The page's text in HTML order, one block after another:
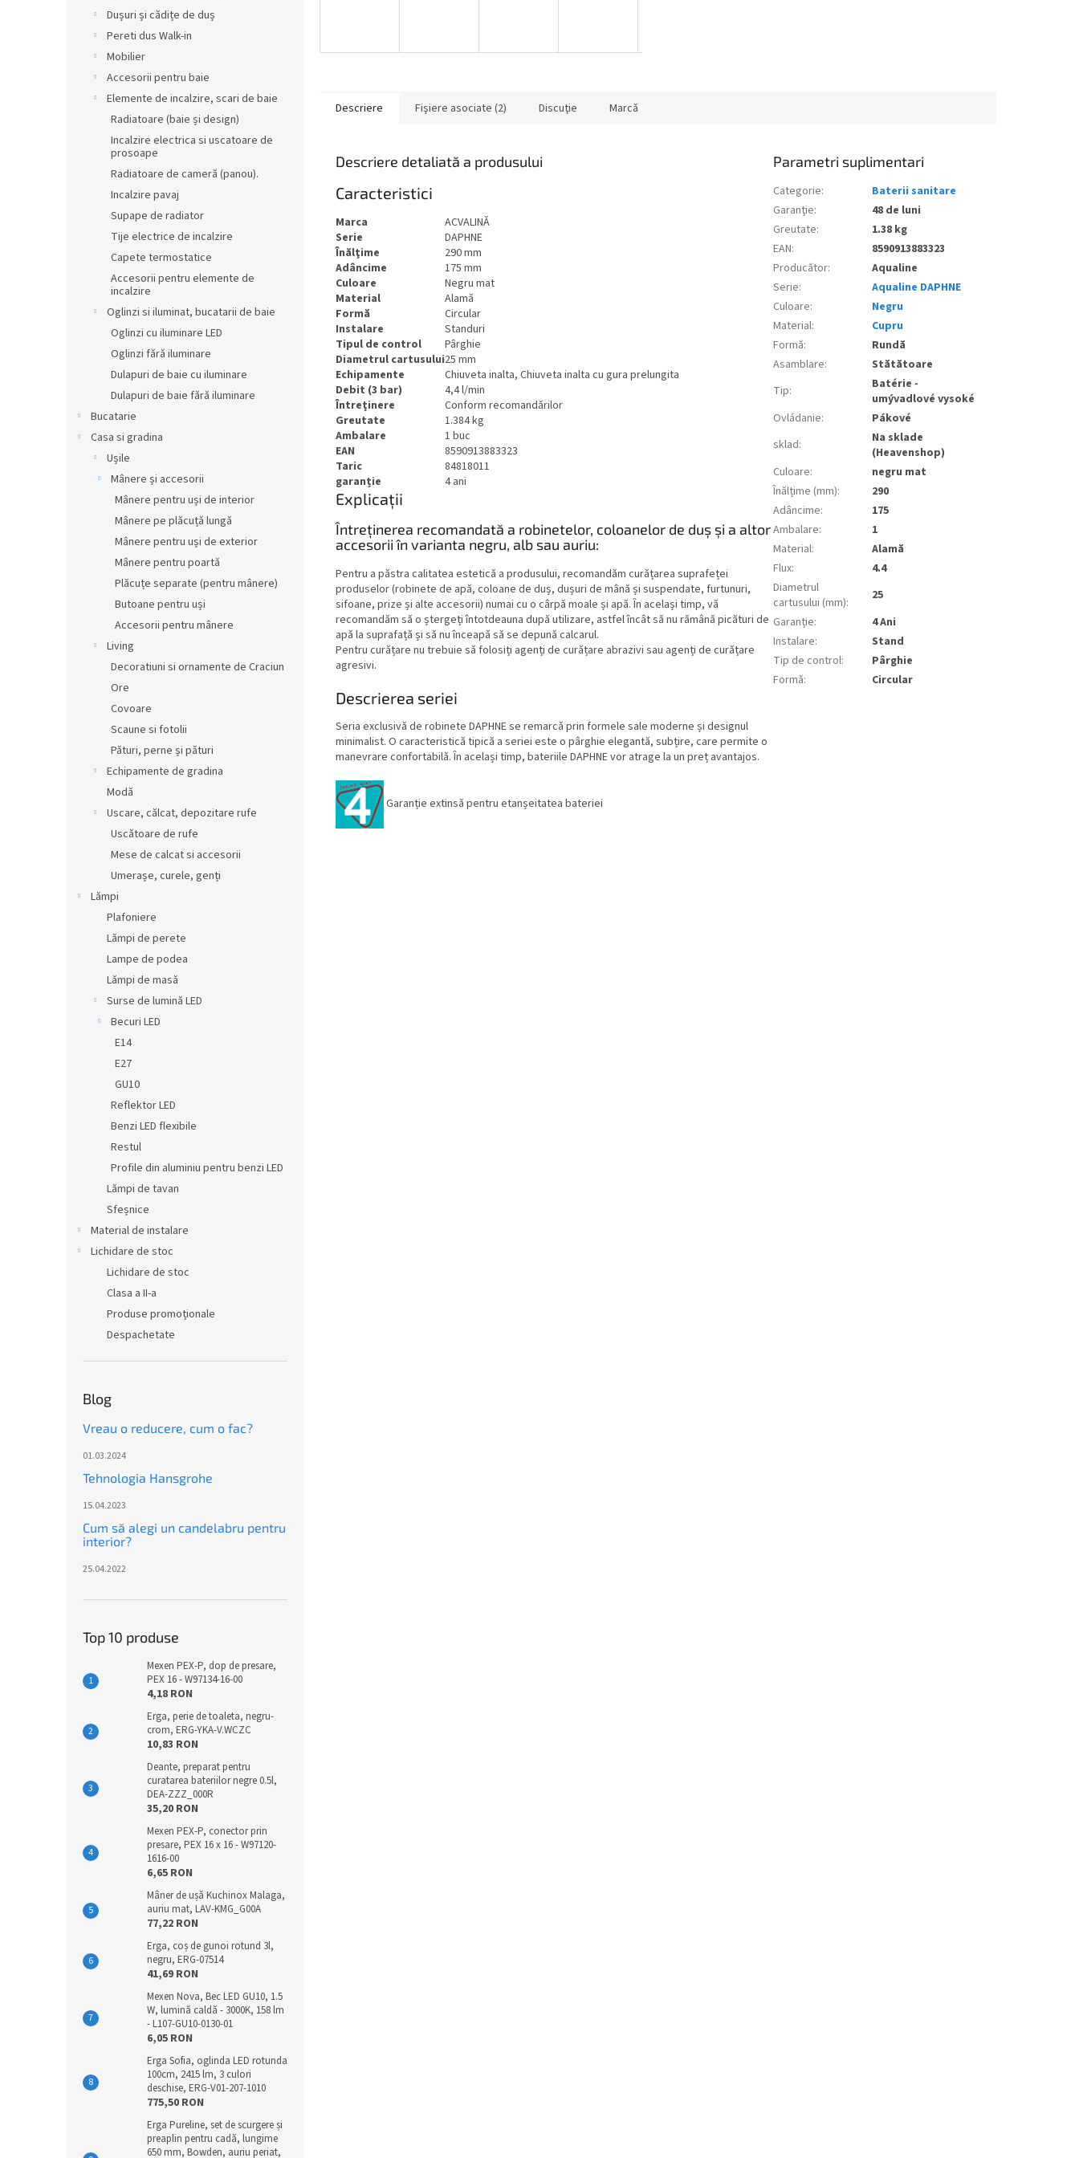
Dușuri și cădițe de duș
Pereti dus Walk-in
Mobilier
Accesorii pentru baie
Elemente de incalzire, scari de baie
Radiatoare (baie și design)
Incalzire electrica si uscatoare de
prosoape
Radiatoare de cameră (panou).
Incalzire pavaj
Supape de radiator
Tije electrice de incalzire
Capete termostatice
Accesorii pentru elemente de
incalzire
Oglinzi si iluminat, bucatarii de baie
Oglinzi cu iluminare LED
Oglinzi fără iluminare
Dulapuri de baie cu iluminare
Dulapuri de baie fără iluminare
Bucatarie
Casa si gradina
Ușile
Mânere și accesorii
Mânere pentru uși de interior
Mânere pe plăcuță lungă
Mânere pentru uși de exterior
Mânere pentru poartă
Plăcuțe separate (pentru mânere)
Butoane pentru uși
Accesorii pentru mânere
Living
Decoratiuni si ornamente de Craciun
Ore
Covoare
Scaune si fotolii
Pături, perne și pături
Echipamente de gradina
Modă
Uscare, călcat, depozitare rufe
Uscătoare de rufe
Mese de calcat si accesorii
Umerașe, curele, genți
Lămpi
Plafoniere
Lămpi de perete
Lampe de podea
Lămpi de masă
Surse de lumină LED
Becuri LED
E14
E27
GU10
Reflektor LED
Benzi LED flexibile
Restul
Profile din aluminiu pentru benzi LED
Lămpi de tavan
Sfeșnice
Material de instalare
Lichidare de stoc
Lichidare de stoc
Clasa a II-a
Produse promoționale
Despachetate
Blog
Vreau o reducere, cum o fac?
01.03.2024
Tehnologia Hansgrohe
15.04.2023
Cum să alegi un candelabru pentru
interior?
25.04.2022
Top 10 produse
Mexen PEX-P, dop de presare,
PEX 16 - W97134-16-00
4,18 RON
Erga, perie de toaleta, negru-
crom, ERG-YKA-V.WCZC
10,83 RON
Deante, preparat pentru
curatarea bateriilor negre 0.5l,
DEA-ZZZ_000R
35,20 RON
Mexen PEX-P, conector prin
presare, PEX 16 x 16 - W97120-
1616-00
6,65 RON
Mâner de ușă Kuchinox Malaga,
auriu mat, LAV-KMG_G00A
77,22 RON
Erga, coș de gunoi rotund 3l,
negru, ERG-07514
41,69 RON
Mexen Nova, Bec LED GU10, 1.5
W, lumină caldă - 3000K, 158 lm
- L107-GU10-0130-01
6,05 RON
Erga Sofia, oglinda LED rotunda
100cm, 2415 lm, 3 culori
deschise, ERG-V01-207-1010
775,50 RON
Erga Pureline, set de scurgere și
preaplin pentru cadă, lungime
650 mm, Bowden, auriu periat,
Descriere Fişiere asociate (2) Discuţie Marcă
Descriere detaliată a produsului
Caracteristici
Marca
ACVALINĂ
Serie
DAPHNE
Înălţime
290 mm
Adâncime
175 mm
Culoare
Negru mat
Material
Alamă
Formă
Circular
Instalare
Standuri
Tipul de control
Pârghie
Diametrul cartusului25 mm
Echipamente
Chiuveta inalta, Chiuveta inalta cu gura prelungita
Debit (3 bar)
4,4 l/min
Întreţinere
Conform recomandărilor
Greutate
1.384 kg
Ambalare
1 buc
EAN
8590913883323
Taric
84818011
garanție
4 ani
Explicații
Întreținerea recomandată a robinetelor, coloanelor de duș și a altor
accesorii în varianta negru, alb sau auriu:
Pentru a păstra calitatea estetică a produsului, recomandăm curățarea suprafeței
produselor (robinete de apă, coloane de duș, dușuri de mână și suspendate, furtunuri,
sifoane, prize și alte accesorii) numai cu o cârpă moale și apă. În același timp, vă
recomandăm să o ștergeți întotdeauna după utilizare, astfel încât să nu rămână picături de
apă la suprafață și să nu înceapă să se depună calcarul.
Pentru curățare nu trebuie să folosiți agenți de curățare abrazivi sau agenți de curățare
agresivi.
Descrierea seriei
Seria exclusivă de robinete DAPHNE se remarcă prin formele sale moderne și designul
minimalist. O caracteristică tipică a seriei este o pârghie elegantă, subțire, care permite o
manevrare confortabilă. În același timp, bateriile DAPHNE vor atrage la un preț avantajos.
Garanție extinsă pentru etanșeitatea bateriei
Parametri suplimentari
Categorie:
Baterii sanitare
Garanţie:
48 de luni
Greutate:
1.38 kg
EAN:
8590913883323
Producător:
Aqualine
Serie:
Aqualine DAPHNE
Culoare:
Negru
Material:
Cupru
Formă:
Rundă
Asamblare:
Stătătoare
Tip:
Batérie -
umývadlové vysoké
Ovládanie:
Pákové
sklad:
Na sklade
(Heavenshop)
Culoare:
negru mat
Înălțime (mm):
290
Adâncime:
175
Ambalare:
1
Material:
Alamă
Flux:
4.4
Diametrul
cartusului (mm):
25
Garanție:
4 Ani
Instalare:
Stand
Tip de control:
Pârghie
Formă: Circular